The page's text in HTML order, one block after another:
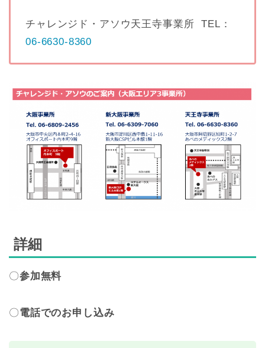
チャレンジド・アソウ天王寺事業所 TEL：
06-6630-8360
詳細
〇参加無料
〇電話でのお申し込み